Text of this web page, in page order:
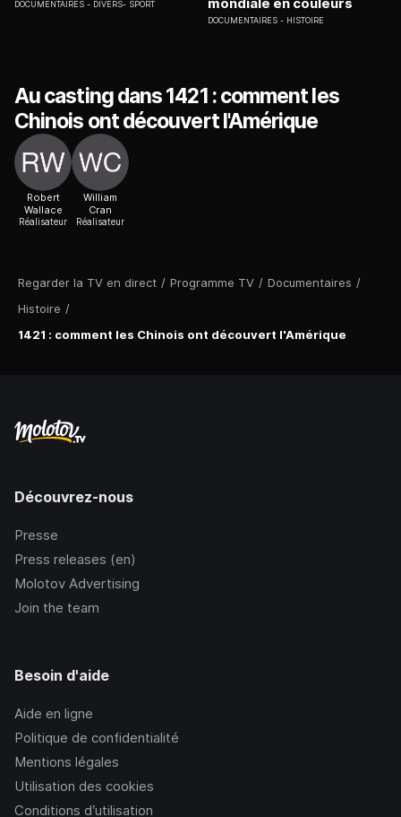
Regarder la TV en direct / Programme TV / Documentaires /
Histoire /
1421 : comment les Chinois ont découvert l'Amérique
DOCUMENTAIRES DIVERS- SPORT
DOCUMENTAIRES HISTOIRE
Au casting dans 1421 : comment les
Chinois ont découvert l'Amérique
Robert
Wallace
Réalisateur
William
Cran
Réalisateur
Découvrez-nous
Presse
Press releases (en)
Molotov Advertising
Join the team
Besoin d'aide
Aide en ligne
Politique de confidentialité
Mentions légales
Utilisation des cookies
Conditions d’utilisation